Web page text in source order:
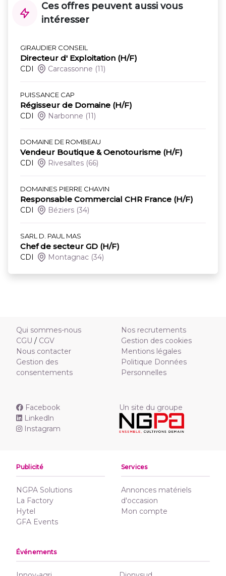
Ces offres peuvent aussi vous
intéresser
GIRAUDIER CONSEIL
Directeur d' Exploitation (H/F)
CDI Carcassonne (11)
PUISSANCE CAP
Régisseur de Domaine (H/F)
CDI Narbonne (11)
DOMAINE DE ROMBEAU
Vendeur Boutique & Oenotourisme (H/F)
CDI Rivesaltes (66)
DOMAINES PIERRE CHAVIN
Responsable Commercial CHR France (H/F)
CDI Béziers (34)
SARL D. PAUL MAS
Chef de secteur GD (H/F)
CDI Montagnac (34)
Qui sommes-nous
CGU / CGV
Nous contacter
Gestion des
consentements
Nos recrutements
Gestion des cookies
Mentions légales
Politique Données
Personnelles
Facebook
Linkedln
Instagram
Un site du groupe
Publicité
NGPA Solutions
La Factory
Hytel
GFA Events
Services
Annonces matériels
d'occasion
Mon compte
Événements